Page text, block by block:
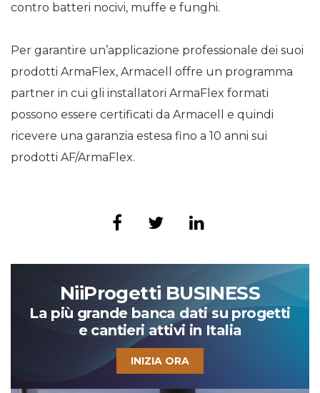
contro batteri nocivi, muffe e funghi.
Per garantire un’applicazione professionale dei suoi
prodotti ArmaFlex, Armacell offre un programma
partner in cui gli installatori ArmaFlex formati
possono essere certificati da Armacell e quindi
ricevere una garanzia estesa fino a 10 anni sui
prodotti AF/ArmaFlex.
NiiProgetti BUSINESS
La più grande banca dati su progetti
e cantieri attivi in Italia
INIZIA ORA